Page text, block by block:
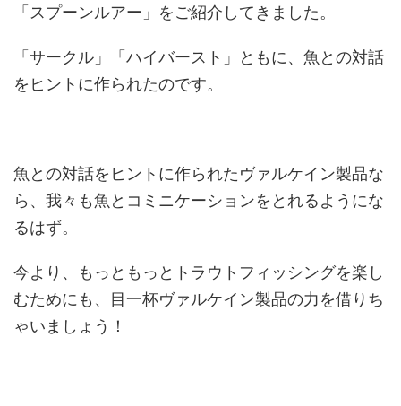
「スプーンルアー」をご紹介してきました。
「サークル」「ハイバースト」ともに、魚との対話
をヒントに作られたのです。
魚との対話をヒントに作られたヴァルケイン製品な
ら、我々も魚とコミニケーションをとれるようにな
るはず。
今より、もっともっとトラウトフィッシングを楽し
むためにも、目一杯ヴァルケイン製品の力を借りち
ゃいましょう！